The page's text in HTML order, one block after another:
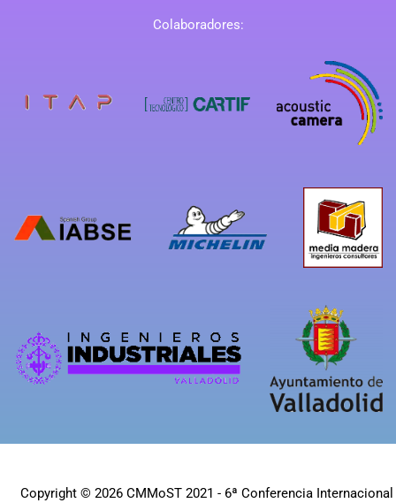
Colaboradores:
Copyright © 2026 CMMoST 2021 - 6ª Conferencia Internacional